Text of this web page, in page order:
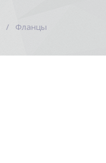
Фланцы